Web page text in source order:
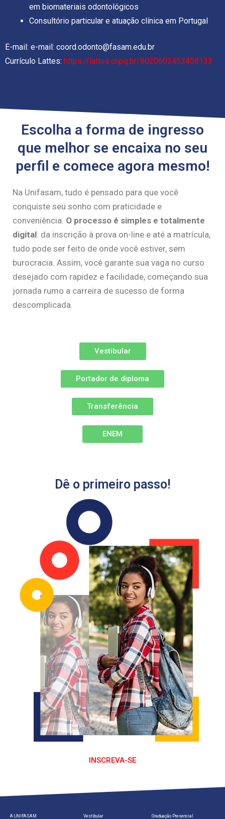
em biomateriais odontológicos
Consultório particular e atuação clínica em Portugal
E-mail: e-mail: coord.odonto@fasam.edu.br
Currículo Lattes: https://lattes.cnpq.br/8020602453458133
Escolha a forma de ingresso
que melhor se encaixa no seu
perfil e comece agora mesmo!
Na Unifasam, tudo é pensado para que você
conquiste seu sonho com praticidade e
conveniência. O processo é simples e totalmente
digital: da inscrição à prova on-line e até a matrícula,
tudo pode ser feito de onde você estiver, sem
burocracia. Assim, você garante sua vaga no curso
desejado com rapidez e facilidade, começando sua
jornada rumo a carreira de sucesso de forma
descomplicada.
Vestibular
Portador de diploma
Transferência
ENEM
Dê o primeiro passo!
INSCREVA-SE
A UNIFASAM Vestibular Graduação Presencial